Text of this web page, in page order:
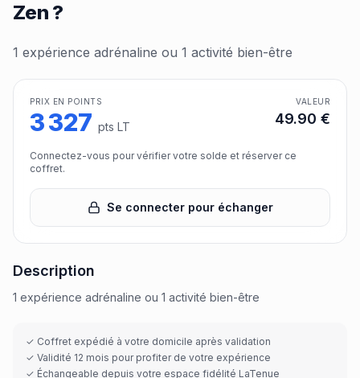
Zen ?
1 expérience adrénaline ou 1 activité bien-être
PRIX EN POINTS
3 327 pts LT
VALEUR
49.90 €
Connectez-vous pour vérifier votre solde et réserver ce
coffret.
Se connecter pour échanger
Description
1 expérience adrénaline ou 1 activité bien-être
✓ Coffret expédié à votre domicile après validation
✓ Validité 12 mois pour profiter de votre expérience
✓ Échangeable depuis votre espace fidélité LaTenue